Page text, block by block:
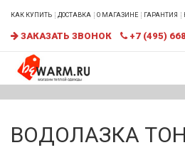
КАК КУПИТЬ ДОСТАВКА О МАГАЗИНЕ ГАРАНТИЯ
ЗАКАЗАТЬ ЗВОНОК +7 (495)
ВОДОЛАЗКА